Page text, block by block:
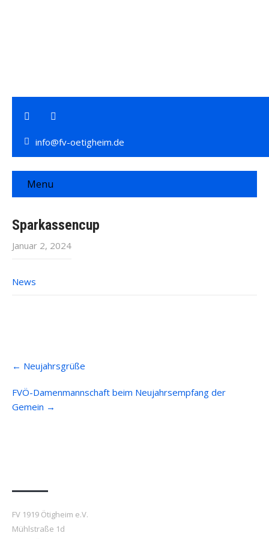
info@fv-oetigheim.de
Menu
Sparkassencup
Januar 2, 2024
News
navigation
← Neujahrsgrüße
FVÖ-Damenmannschaft beim Neujahrsempfang der
Gemein →
FV 1919 Ötigheim e.V.
Mühlstraße 1d